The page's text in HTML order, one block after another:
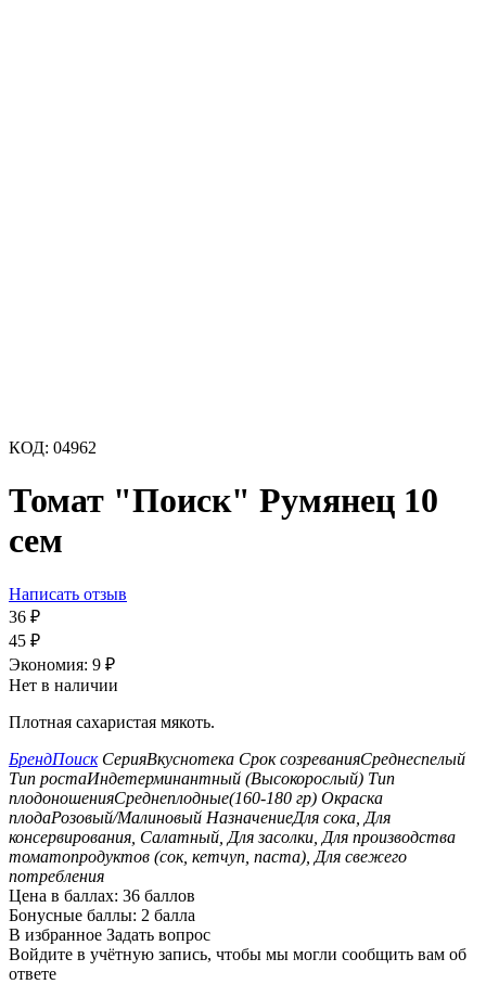
КОД: 04962
Томат "Поиск" Румянец 10
сем
Написать отзыв
36 ₽
45 ₽
Экономия: 9 ₽
Нет в наличии
Плотная сахаристая мякоть.
БрендПоиск СерияВкуснотека Срок созреванияСреднеспелый
Тип ростаИндетерминантный (Высокорослый) Тип
плодоношенияСреднеплодные(160-180 гр) Окраска
плодаРозовый/Малиновый НазначениеДля сока, Для
консервирования, Салатный, Для засолки, Для производства
томатопродуктов (сок, кетчуп, паста), Для свежего
потребления
Цена в баллах: 36 баллов
Бонусные баллы: 2 балла
В избранное Задать вопрос
Войдите в учётную запись, чтобы мы могли сообщить вам об
ответе